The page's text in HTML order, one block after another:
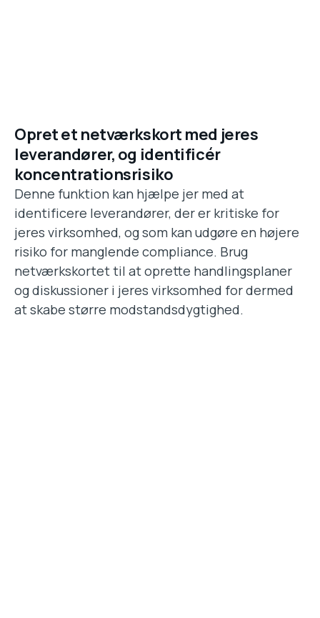
Opret et netværkskort med jeres
leverandører, og identificér
koncentrationsrisiko
Denne funktion kan hjælpe jer med at
identificere leverandører, der er kritiske for
jeres virksomhed, og som kan udgøre en højere
risiko for manglende compliance. Brug
netværkskortet til at oprette handlingsplaner
og diskussioner i jeres virksomhed for dermed
at skabe større modstandsdygtighed.